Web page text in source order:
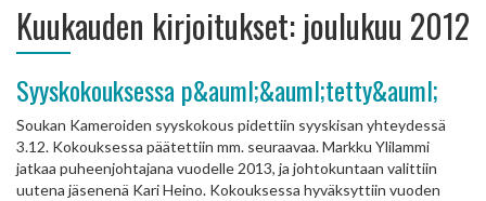
Kuukauden kirjoitukset: joulukuu 2012
Syyskokouksessa p&auml;&auml;tetty&auml;
Soukan Kameroiden syyskokous pidettiin syyskisan yhteydessä
3.12. Kokouksessa päätettiin mm. seuraavaa. Markku Ylilammi
jatkaa puheenjohtajana vuodelle 2013, ja johtokuntaan valittiin
uutena jäsenenä Kari Heino. Kokouksessa hyväksyttiin vuoden